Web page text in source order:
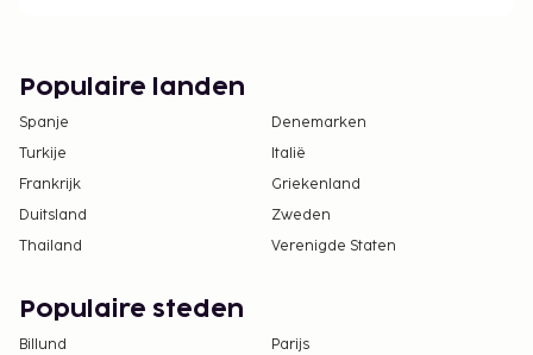
Populaire landen
Spanje
Denemarken
Turkije
Italië
Frankrijk
Griekenland
Duitsland
Zweden
Thailand
Verenigde Staten
Populaire steden
Billund
Parijs